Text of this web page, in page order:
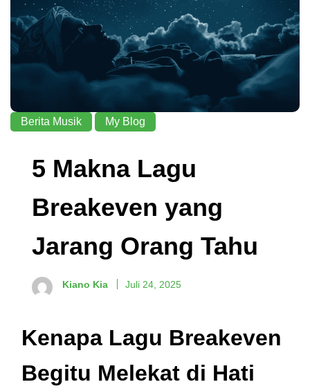
Berita Musik My Blog
5 Makna Lagu
Breakeven yang
Jarang Orang Tahu
Kiano Kia Juli 24, 2025
Kenapa Lagu Breakeven
Begitu Melekat di Hati